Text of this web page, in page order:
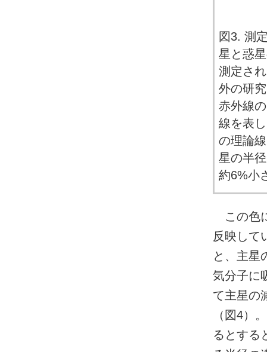
図3. 測
星と惑
測定さ
外の研
赤外線
線を表
の理論
星の半
約6%小
この色
反映して
と、主星
気分子に
て主星の
（図4）
るとする